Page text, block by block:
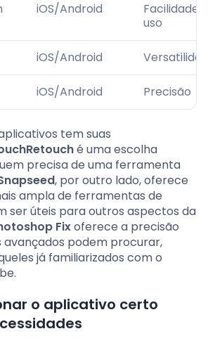
iOS/Android
Facilidade
uso
iOS/Android
iOS/Android Precisão
tem suas
é uma escolha
precisa de uma ferramenta
, por outro lado, oferece
ampla de ferramentas de
ser úteis para outros aspectos da
Fixoferece a precisão
avançados podem procurar,
já familiarizados com o
o aplicativo certo